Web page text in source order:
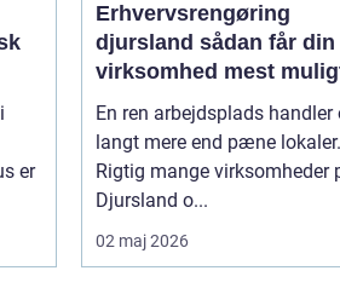
er
Erhvervsrengøring
djursland sådan får din
virksomhed mest
af rengøringen
En ren arbejdsplads handler
langt mere end pæne lokaler.
Rigtig mange virksomheder
Djursland o...
02 maj 2026